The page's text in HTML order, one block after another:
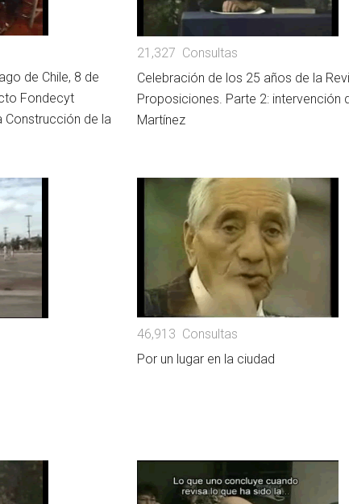
de Chile, 8 de
Fondecyt
Construcción de la
21,327 Consultas
Celebración de los 25 años de la
Proposiciones. Parte 2: intervención
Martínez
46,913 Consultas
Por un lugar en la ciudad